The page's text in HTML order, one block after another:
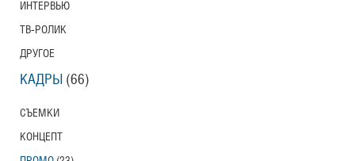
ИНТЕРВЬЮ
ТВ-РОЛИК
ДРУГОЕ
КАДРЫ (66)
СЪЕМКИ
КОНЦЕПТ